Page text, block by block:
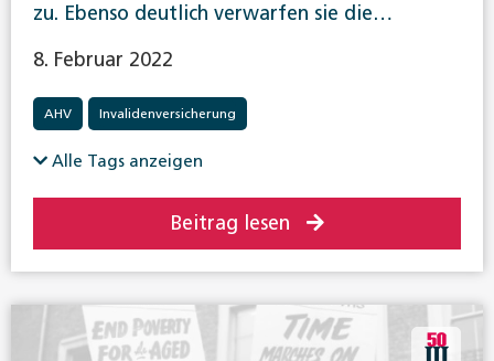
zu. Ebenso deutlich verwarfen sie die…
8. Februar 2022
AHV Invalidenversicherung
Alle Tags anzeigen
Beitrag lesen